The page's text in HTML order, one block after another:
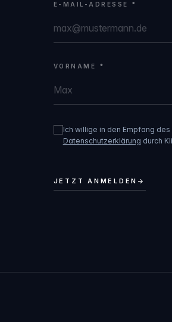
E-MAIL-ADRESSE *
VORNAME *
Ich willige in den Empfang
Datenschutzerklärung durch
JETZT ANMELDEN →